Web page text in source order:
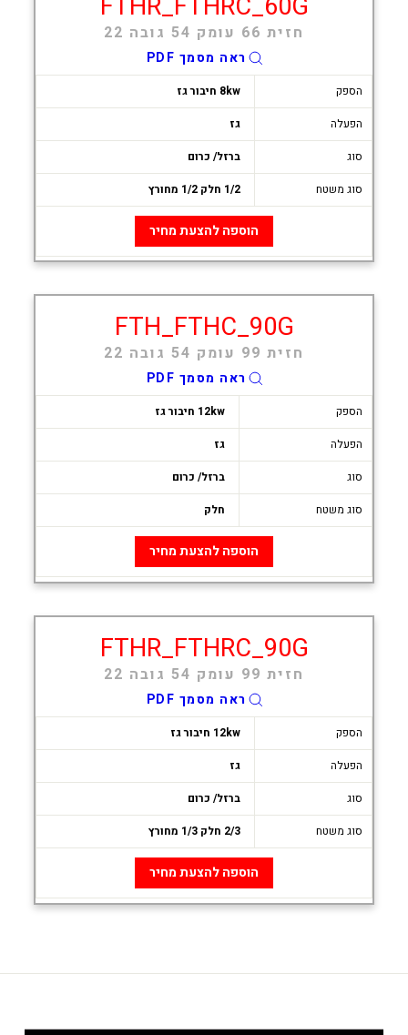
חזית 66 עומק 54 גובה 22
ראה מסמך PDF
הספק
8kw חיבור גז
הפעלה
גז
סוג
ברזל/ כרום
סוג משטח
1/2 חלק 1/2 מחורץ
הוספה להצעת מחיר
FTH_FTHC_90G
חזית 99 עומק 54 גובה 22
ראה מסמך PDF
הספק
12kw חיבור גז
הפעלה
גז
סוג
ברזל/ כרום
סוג משטח
חלק
הוספה להצעת מחיר
FTHR_FTHRC_90G
חזית 99 עומק 54 גובה 22
ראה מסמך PDF
הספק
12kw חיבור גז
הפעלה
גז
סוג
ברזל/ כרום
סוג משטח
2/3 חלק 1/3 מחורץ
הוספה להצעת מחיר